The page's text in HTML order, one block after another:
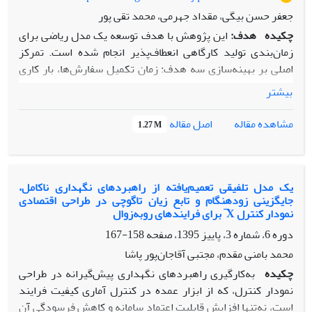
جعفر حسن بیگی، مقداد جهرمی، محمد تقی پور
چکیده هدف: این پژوهش با هدف توسعه یک مدل ریاضی برای
زمان‌بندی تولید کارگاهی انعطاف‌پذیر انجام شده است. تمرکز
اصلی بر بهینه‌سازی سه هدف: زمان تکمیل سفارش‌ها، بار کاری
حداکثری ماشین‌ها و مجموع بار کاری است. هدف نهایی افزایش
بهره‌وری و انعطاف‌پذیری در سیستم‌های تولیدی است.
روش‌شناسی پژوهش: از دو الگوریتم فرا ابتکاری
MOGWO برای حل مدل استفاده شده است. ابتدا مدل در
مقیاس کوچک اعتبارسنجی شد و سپس در ابعاد بزرگ‌تر تحلیل
دقت و کیفیت راه‌حل‌ها صورت گرفت.
یافته‌ها:
نتایج نشان داد MOGWO در مسایل متوسط عملکرد
ندارد. بیشترین حساسیت اهداف نسبت به هزینه ساخت و
نگهداری مشاهده شد. همچنین الگوی تخصیص منابع و ترتیب
بهینه فعالیت‌ها استخراج گردید.
اصالت/ارزش‌افزوده علمی: اصالت این پژوهش در توسعه و کاربرد
یک مدل ریاضی ترکیبی برای زمان‌بندی سیستم‌های تولید
بیشتر
مشاهده مقاله
اصل مقاله 1.27 M
یک مدل تلفیقی تعمیم‌یافته از راهبردهای نگهداری ناکامل،
جایگزینی زودهنگام و تابع زیان تاگوچی در طراحی اقتصادی
نمودار کنترل X ̅ برای فرایندهای روبه‌زوال
دوره 6، شماره 3، پاییز 1395، صفحه
158-167
محمد بامنی مقدم، مجتبی آقاجان‌پور پاشا
چکیده به‌کارگیری راهبردهای نگهداری پیش‌گیرانه در طراحی
نمودار کنترل، که از ابزار عمده در کنترل آماری کیفیت فرایند
است، نه‌تنها افزایش قابلیت اعتماد سامانه و کاهش فرسودگی آن